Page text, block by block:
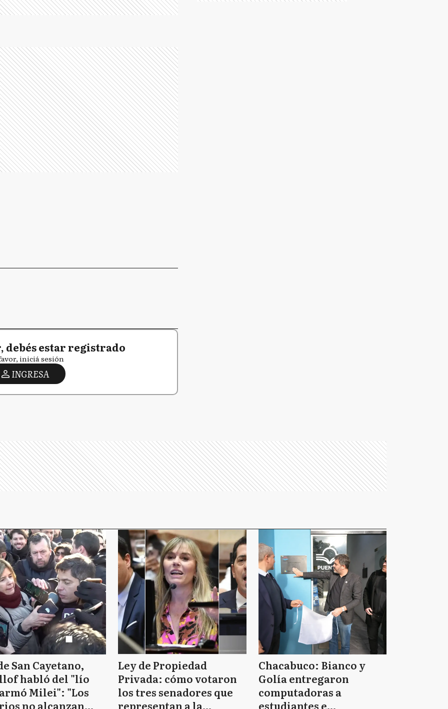
debés estar registrado
iniciá sesión
INGRESA
San Cayetano,
habló del "lío
Milei": "Los
no alcanzan
Ley de Propiedad
Privada: cómo votaron
los tres senadores que
representan a la
Chacabuco: Bianco y
Golía entregaron
computadoras a
estudiantes e